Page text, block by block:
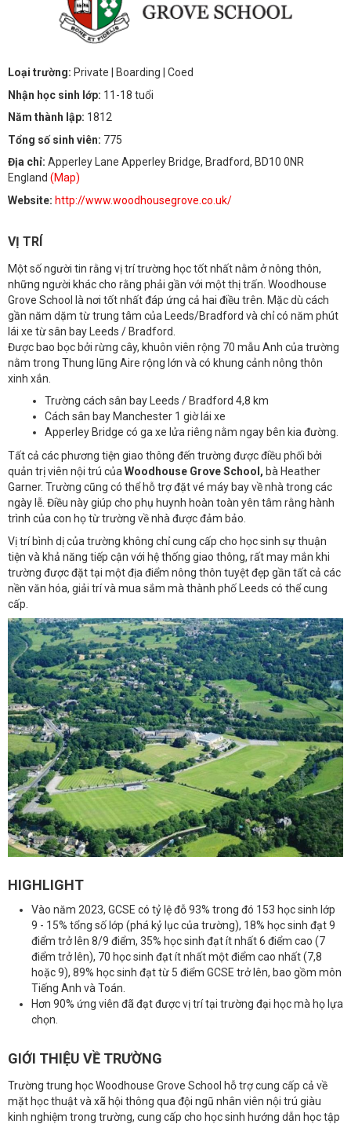
Loại trường: Private | Boarding
| Coed
Nhận học sinh lớp: 11-18 tuổi
Năm thành lập: 1812
Tổng số sinh viên: 775
Địa chỉ: Apperley Lane Apperley Bridge, Bradford, BD10 0NR
England (Map)
Website: http://www.woodhousegrove.co.uk/
VỊ TRÍ
Một số người tin rằng vị trí trường học tốt nhất nằm ở nông thôn,
những người khác cho rằng phải gần với một thị trấn. Woodhouse
Grove School là nơi tốt nhất đáp ứng cả hai điều trên. Mặc dù cách
gần năm dặm từ trung tâm của Leeds/Bradford và chỉ có năm phút
lái xe từ sân bay Leeds / Bradford.
Được bao bọc bởi rừng cây, khuôn viên rộng 70 mẫu Anh của trường
nằm trong Thung lũng Aire rộng lớn và có khung cảnh nông thôn
xinh xắn.
Trường cách sân bay Leeds / Bradford 4,8 km
Cách sân bay Manchester 1 giờ lái xe
Apperley Bridge có ga xe lửa riêng nằm ngay bên kia đường.
Tất cả các phương tiện giao thông đến trường được điều phối bởi
quản trị viên nội trú của Woodhouse Grove School, bà Heather
Garner. Trường cũng có thể hỗ trợ đặt vé máy bay về nhà trong các
ngày lễ. Điều này giúp cho phụ huynh hoàn toàn yên tâm rằng hành
trình của con họ từ trường về nhà được đảm bảo.
Vị trí bình dị của trường không chỉ cung cấp cho học sinh sự thuận
tiện và khả năng tiếp cận với hệ thống giao thông, rất may mắn khi
trường được đặt tại một địa điểm nông thôn tuyệt đẹp gần tất cả các
nền văn hóa, giải trí và mua sắm mà thành phố Leeds có thể cung
cấp.
HIGHLIGHT
Vào năm 2023, GCSE có tỷ lệ đỗ 93% trong đó 153 học sinh lớp
9 - 15% tổng số lớp (phá kỷ lục của trường), 18% học sinh đạt 9
điểm trở lên 8/9 điểm, 35% học sinh đạt ít nhất 6 điểm cao (7
điểm trở lên), 70 học sinh đạt ít nhất một điểm cao nhất (7,8
hoặc 9), 89% học sinh đạt từ 5 điểm GCSE trở lên, bao gồm môn
Tiếng Anh và Toán.
Hơn 90% ứng viên đã đạt được vị trí tại trường đại học mà họ lựa
chọn.
GIỚI THIỆU VỀ TRƯỜNG
Trường trung học Woodhouse Grove School hỗ trợ cung cấp cả về
mặt học thuật và xã hội thông qua đội ngũ nhân viên nội trú giàu
kinh nghiệm trong trường, cung cấp cho học sinh hướng dẫn học tập